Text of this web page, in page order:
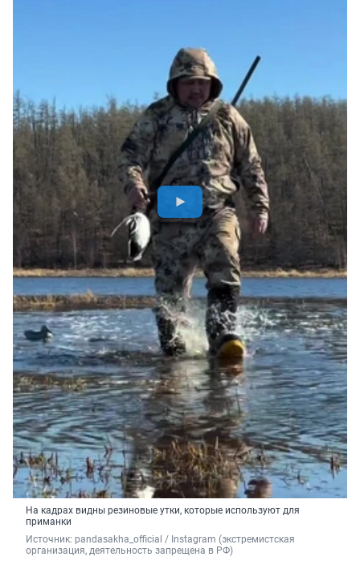
На кадрах видны резиновые утки, которые используют для
приманки
Источник: pandasakha_official / Instagram (экстремистская
организация, деятельность запрещена в РФ)